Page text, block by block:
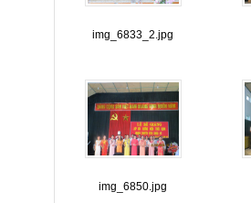
img_6833_2.jpg
img_6850.jpg